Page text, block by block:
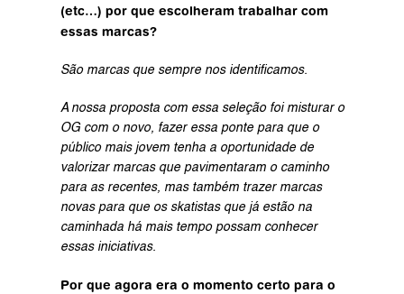
(etc…) por que escolheram trabalhar com
essas marcas?
São marcas que sempre nos identificamos.
A nossa proposta com essa seleção foi misturar o
OG com o novo, fazer essa ponte para que o
público mais jovem tenha a oportunidade de
valorizar marcas que pavimentaram o caminho
para as recentes, mas também trazer marcas
novas para que os skatistas que já estão na
caminhada há mais tempo possam conhecer
essas iniciativas.
Por que agora era o momento certo para o